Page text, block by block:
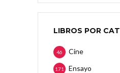
LIBROS POR
Cine
46
Ensayo
171